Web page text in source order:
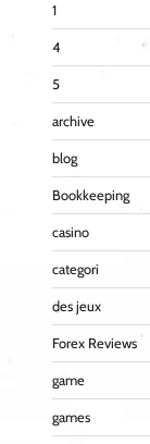
1
4
5
archive
blog
Bookkeeping
casino
categori
des jeux
Forex Reviews
game
games